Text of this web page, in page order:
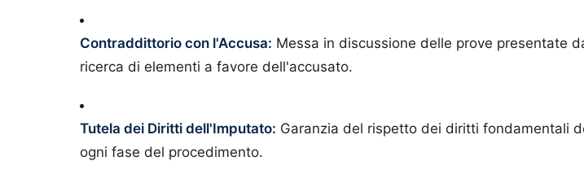
Contraddittorio con l'Accusa: Messa in discussione delle prove presentate
ricerca di elementi a favore dell'accusato.
Tutela dei Diritti dell'Imputato: Garanzia del rispetto dei diritti fondamentali
ogni fase del procedimento.